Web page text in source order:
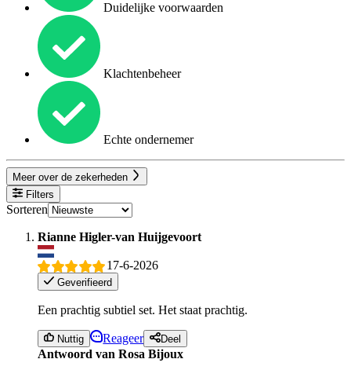
Duidelijke voorwaarden
Klachtenbeheer
Echte ondernemer
Meer over de zekerheden
Filters
Sorteren
Rianne Higler-van Huijgevoort
17-6-2026
Geverifieerd
Een prachtig subtiel set. Het staat prachtig.
Nuttig Reageer Deel
Antwoord van Rosa Bijoux